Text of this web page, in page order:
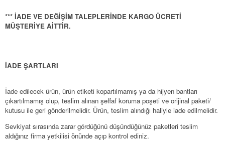
*** İADE VE DEĞİŞİM TALEPLERİNDE KARGO ÜCRETİ
MÜŞTERİYE AİTTİR.
İADE ŞARTLARI
İade edilecek ürün, ürün etiketi kopartılmamış ya da hijyen bantları
çıkartılmamış olup, teslim alınan şeffaf koruma poşeti ve orijinal paketi/
kutusu ile geri gönderilmelidir. Ürün, teslim alındığı haliyle iade edilmelidir.
Sevkiyat sırasında zarar gördüğünü düşündüğünüz paketleri teslim
aldığınız firma yetkilisi önünde açıp kontrol ediniz.